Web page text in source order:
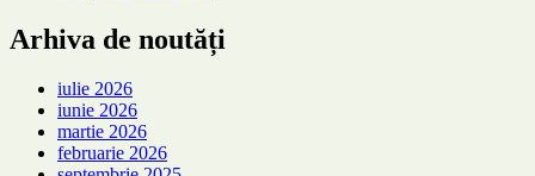
Arhiva de noutăți
iulie 2026
iunie 2026
martie 2026
februarie 2026